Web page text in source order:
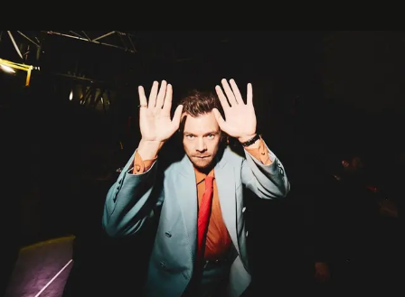
di esprimere identità, visione e desiderio.